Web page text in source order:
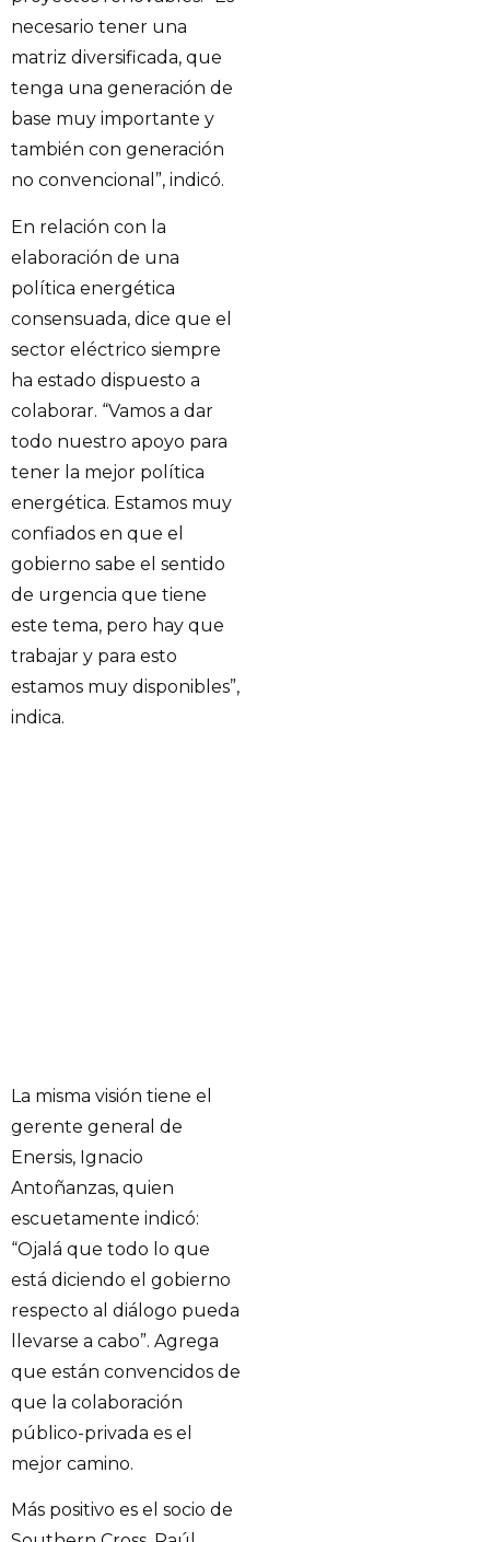
necesario tener una
matriz diversificada, que
tenga una generación de
base muy importante y
también con generación
no convencional”, indicó.
En relación con la
elaboración de una
política energética
consensuada, dice que el
sector eléctrico siempre
ha estado dispuesto a
colaborar. “Vamos a dar
todo nuestro apoyo para
tener la mejor política
energética. Estamos muy
confiados en que el
gobierno sabe el sentido
de urgencia que tiene
este tema, pero hay que
trabajar y para esto
estamos muy disponibles”,
indica.
La misma visión tiene el
gerente general de
Enersis, Ignacio
Antoñanzas, quien
escuetamente indicó:
“Ojalá que todo lo que
está diciendo el gobierno
respecto al diálogo pueda
llevarse a cabo”. Agrega
que están convencidos de
que la colaboración
público-privada es el
mejor camino.
Más positivo es el socio de